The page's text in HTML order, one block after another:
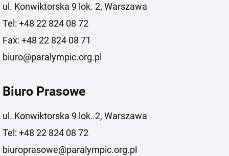
ul. Konwiktorska 9 lok. 2, Warszawa
Tel: +48 22 824 08 72
Fax: +48 22 824 08 71
biuro@paralympic.org.pl
Biuro Prasowe
ul. Konwiktorska 9 lok. 2, Warszawa
Tel: +48 22 824 08 72
biuroprasowe@paralympic.org.pl